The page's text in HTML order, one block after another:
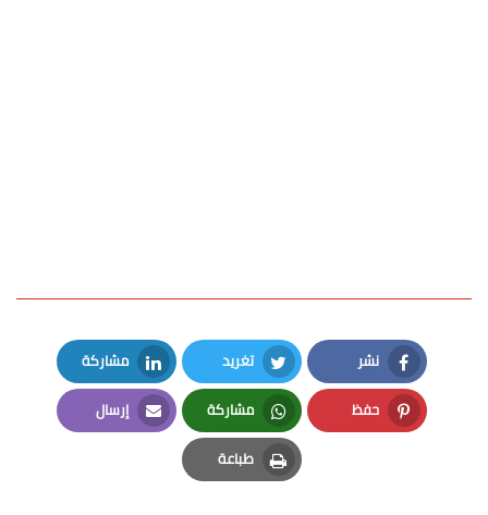
نشر
Facebook
تغريد
Twitter
مشاركة
LinkedIn
حفظ
Pinterest
مشاركة
Whatsapp
إرسال
Email
طباعة
Print